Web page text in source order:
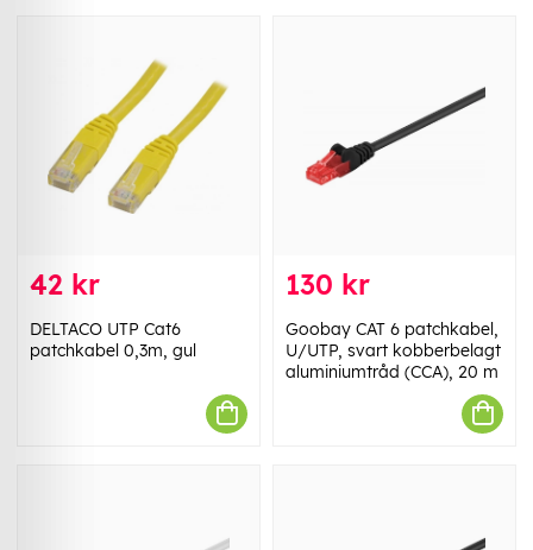
42 kr
DELTACO UTP Cat6
patchkabel 0,3m, gul
130 kr
Goobay CAT 6 patchkabel,
U/UTP, svart kobberbelagt
aluminiumtråd (CCA), 20 m